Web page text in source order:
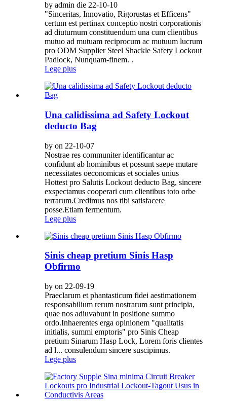
by admin die 22-10-10
"Sinceritas, Innovatio, Rigorustas et Efficens"
certum est pertinax conceptio nostri corporationis
ad diuturnum constituendum una cum clientibus
mutuo ad mutuam reciprocum ac mutuum lucrum
pro ODM Supplier Steel Shackle Safety Lockout
Padlock, Nunquam-finem. .
Lege plus
Una calidissima ad Safety Lockout
deducto Bag
by on 22-10-07
Nostrae res communiter identificantur ac
confidunt ab hominibus et possunt saepe mutare
necessitates oeconomicas et sociales unius
Hottest pro Salutis Lockout deducto Bag, sincere
exspectamus cooperari cum clientibus toto orbe
terrarum.Credimus nos tibi satisfacere
posse.Etiam fermentum.
Lege plus
Sinis cheap pretium Sinis Hasp
Obfirmo
by on 22-09-19
Praeclarum et phantasticum fidei aestimationem
responsabilium rerum nostrarum sunt principia,
quae nos adiuvabunt in positione summo
ordo.Inhaerentes erga opinionem "qualitatis
initialis, summi emptoris" pro Sinis Cheap
pretium Sinarum Hasp Lock, Lorem foris clientes
ad l... consulendum sincere suscipimus.
Lege plus